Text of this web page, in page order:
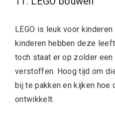
LEGO is leuk voor
kinderen hebben deze
toch staat er op zolder een
verstoffen. Hoog tijd om
bij te pakken en kijken
ontwikkelt.